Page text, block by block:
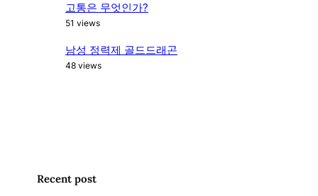
고통은 무엇인가?
51 views
남성 정력제 골드드래곤
48 views
Recent post